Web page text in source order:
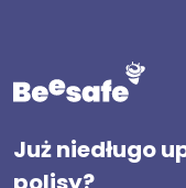
Już niedługo